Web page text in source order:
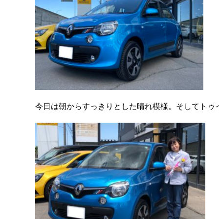
今日は朝からすっきりとした晴れ模様。そしてトゥ